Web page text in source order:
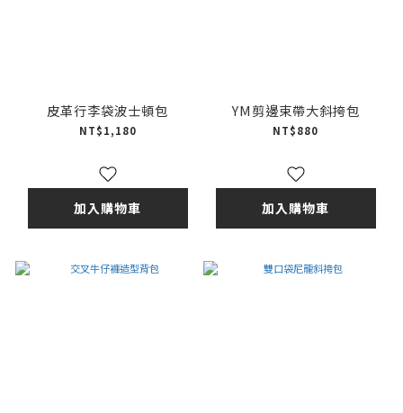
皮革行李袋波士頓包
NT$1,180
加入購物車
YM剪邊束帶大斜挎包
NT$880
加入購物車